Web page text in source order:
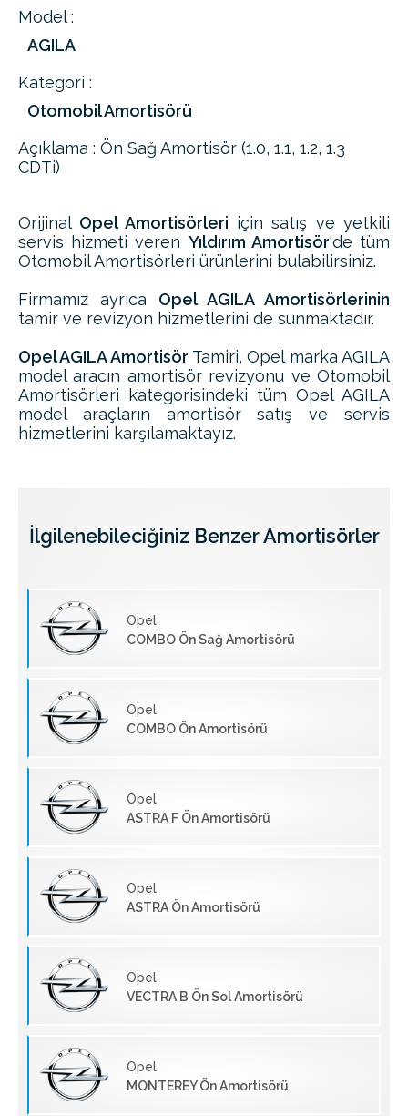
Model :
AGILA
Kategori :
Otomobil Amortisörü
Açıklama : Ön Sağ Amortisör (1.0, 1.1, 1.2, 1.3
CDTi)
Orijinal Opel Amortisörleri için satış ve yetkili
servis hizmeti veren Yıldırım Amortisör'de tüm
Otomobil Amortisörleri ürünlerini bulabilirsiniz.
Firmamız ayrıca Opel AGILA Amortisörlerinin
tamir ve revizyon hizmetlerini de sunmaktadır.
Opel AGILA Amortisör Tamiri, Opel marka AGILA
model aracın amortisör revizyonu ve Otomobil
Amortisörleri kategorisindeki tüm Opel AGILA
model araçların amortisör satış ve servis
hizmetlerini karşılamaktayız.
İlgilenebileciğiniz Benzer Amortisörler
Opel
COMBO Ön Sağ Amortisörü
Opel
COMBO Ön Amortisörü
Opel
ASTRA F Ön Amortisörü
Opel
ASTRA Ön Amortisörü
Opel
VECTRA B Ön Sol Amortisörü
Opel
MONTEREY Ön Amortisörü